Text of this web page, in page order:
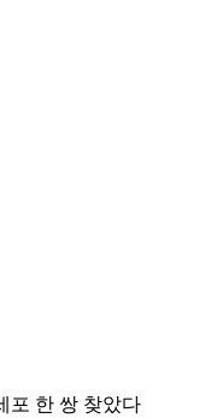
포 한 쌍 찾았다